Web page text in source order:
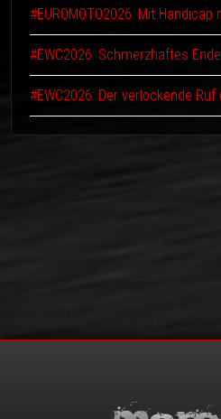
#EUROMOTO2026: Mit
#EWC2026: Schmerzhaftes
#EWC2026: Der verlockende